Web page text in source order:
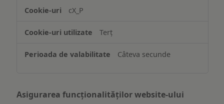
informațiilor
pe
dispozitiv
cX_P
Terț
Câteva secunde
Asigurarea funcționalităților website-ului